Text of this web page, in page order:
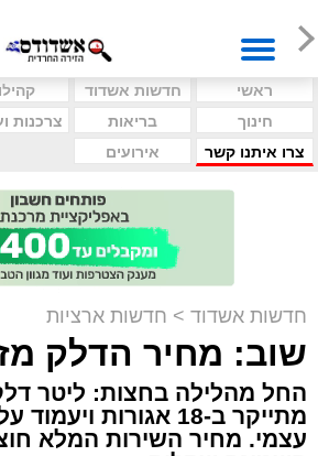
ראשי חדשות אשדוד
חינוך
בריאות צרכנות
צרו איתנו קשר
אירועים
חדשות אשדוד > חדשות ארציות
שוב: מחיר הדלק
עצמי. מחיר השירות המלא